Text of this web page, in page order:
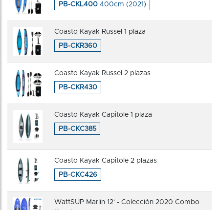
PB-CKL400 400cm (2021)
Coasto Kayak Russel 1 plaza
PB-CKR360
Coasto Kayak Russel 2 plazas
PB-CKR430
Coasto Kayak Capitole 1 plaza
PB-CKC385
Coasto Kayak Capitole 2 plazas
PB-CKC426
WattSUP Marlin 12' - Colección 2020 Combo